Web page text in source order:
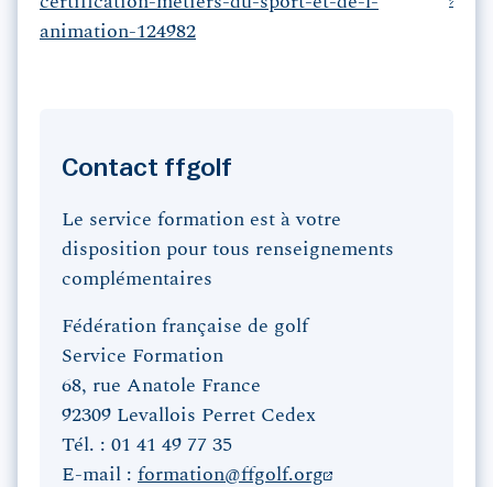
animation-124982
Contact ffgolf
Le service formation est à votre
disposition pour tous renseignements
complémentaires
Fédération française de golf
Service Formation
68, rue Anatole France
92309 Levallois Perret Cedex
Tél. : 01 41 49 77 35
E-mail : formation@ffgolf.org